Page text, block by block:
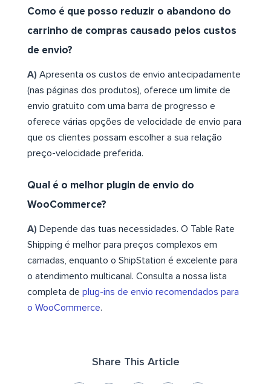
Como é que posso reduzir o abandono do
carrinho de compras causado pelos custos
de envio?
A) Apresenta os custos de envio antecipadamente
(nas páginas dos produtos), oferece um limite de
envio gratuito com uma barra de progresso e
oferece várias opções de velocidade de envio para
que os clientes possam escolher a sua relação
preço-velocidade preferida.
Qual é o melhor plugin de envio do
WooCommerce?
A) Depende das tuas necessidades. O Table Rate
Shipping é melhor para preços complexos em
camadas, enquanto o ShipStation é excelente para
o atendimento multicanal. Consulta a nossa lista
completa de plug-ins de envio recomendados para
o WooCommerce.
Share This Article